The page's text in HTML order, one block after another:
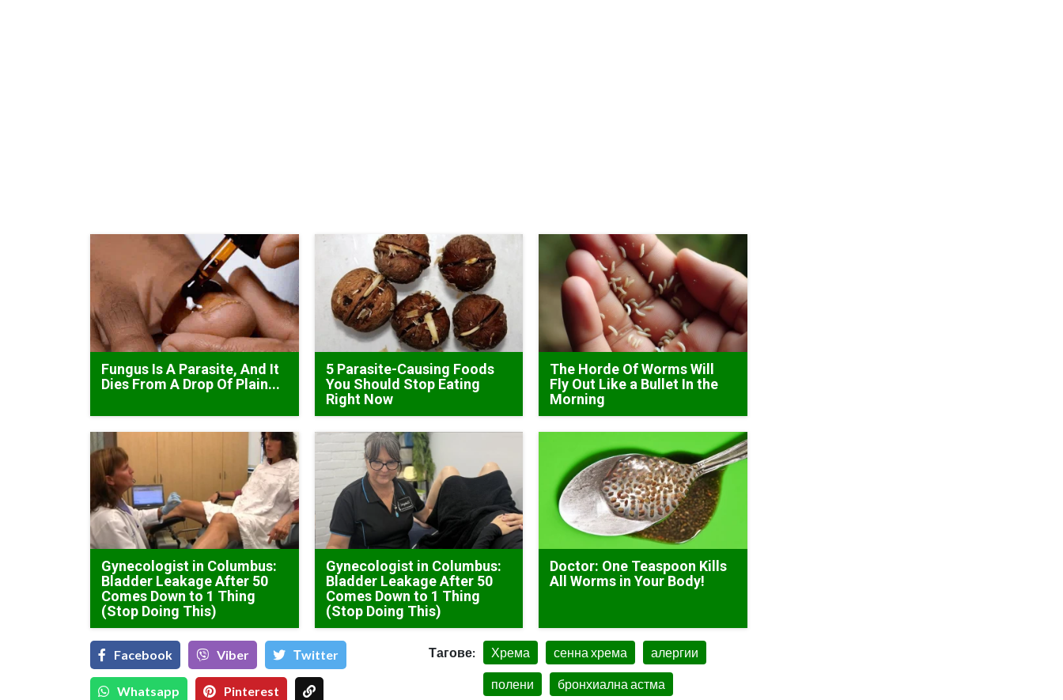
Fungus Is A Parasite, And It
Dies From A Drop Of Plain...
5 Parasite-Causing Foods
You Should Stop Eating
Right Now
The Horde Of Worms Will
Fly Out Like a Bullet In the
Morning
Gynecologist in Columbus:
Bladder Leakage After 50
Comes Down to 1 Thing
(Stop Doing This)
Gynecologist in Columbus:
Bladder Leakage After 50
Comes Down to 1 Thing
(Stop Doing This)
Doctor: One Teaspoon Kills
All Worms in Your Body!
Facebook Viber Тwitter
Whatsapp Pinterest
Тагове: Хрема сенна хрема алергии
полени бронхиална астма